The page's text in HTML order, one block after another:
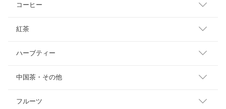
コーヒー
紅茶
ハーブティー
中国茶・その他
フルーツ